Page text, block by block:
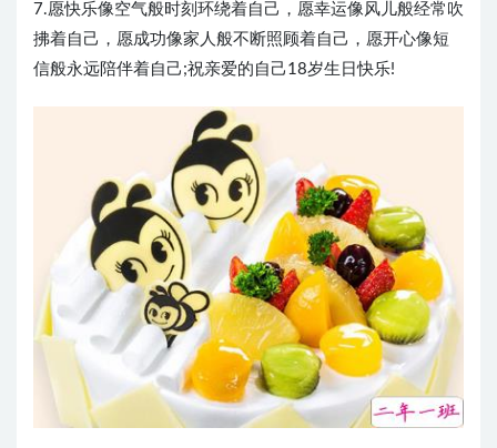
7.愿快乐像空气般时刻环绕着自己，愿幸运像风儿般经常吹
拂着自己，愿成功像家人般不断照顾着自己，愿开心像短
信般永远陪伴着自己;祝亲爱的自己18岁生日快乐!